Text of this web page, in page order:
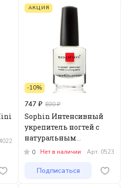
АКЦИЯ
-10%
747 ₽ 830 ₽
Sophin Интенсивный
укрепитель ногтей с
натуральным
финишем, 12мл
0 Нет в наличии Арт. 0523
Подписаться